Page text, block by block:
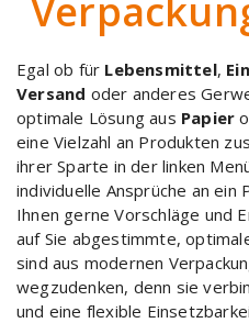
Egal ob für Lebensmittel,
Versand oder anderes
optimale Lösung aus Papier
eine Vielzahl an Produkten
ihrer Sparte in der linken
individuelle Ansprüche an ein
Ihnen gerne Vorschläge und
auf Sie abgestimmte,
sind aus modernen
wegzudenken, denn sie
und eine flexible